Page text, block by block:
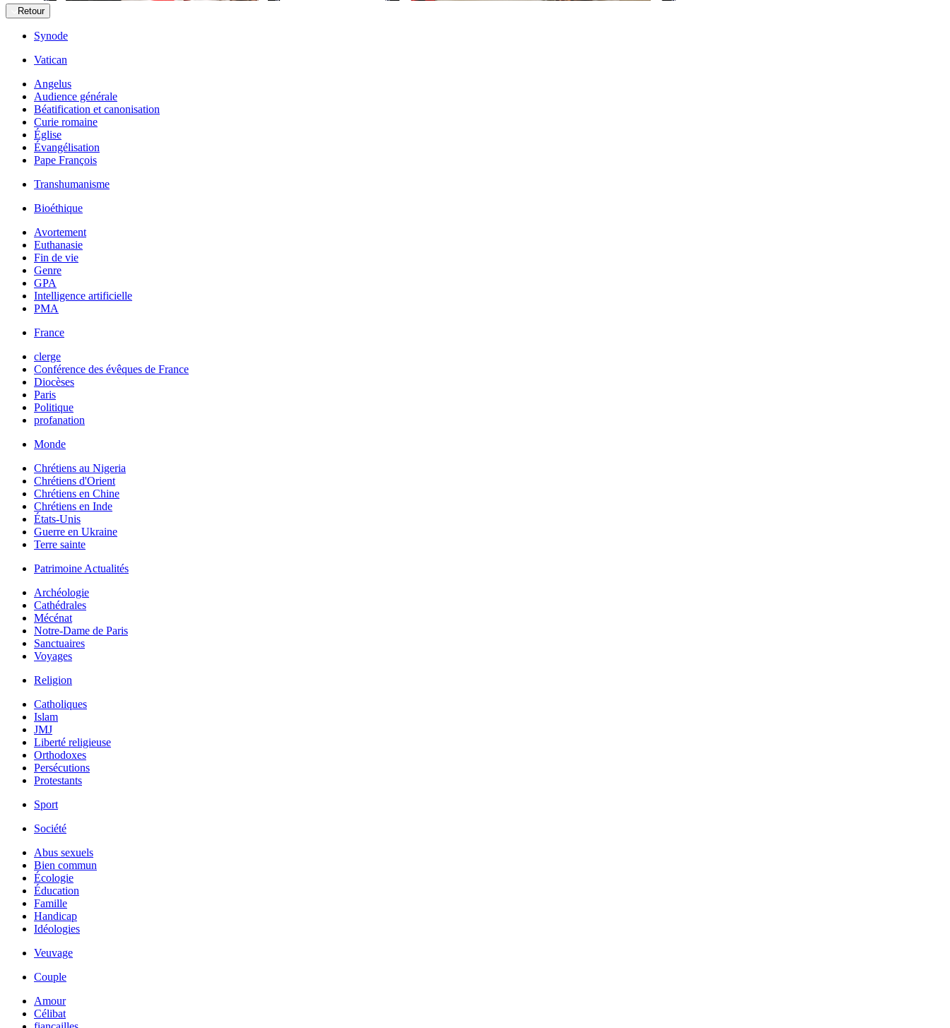
Retour
Synode
Vatican
Angelus
Audience générale
Béatification et canonisation
Curie romaine
Église
Évangélisation
Pape François
Transhumanisme
Bioéthique
Avortement
Euthanasie
Fin de vie
Genre
GPA
Intelligence artificielle
PMA
France
clerge
Conférence des évêques de France
Diocèses
Paris
Politique
profanation
Monde
Chrétiens au Nigeria
Chrétiens d'Orient
Chrétiens en Chine
Chrétiens en Inde
États-Unis
Guerre en Ukraine
Terre sainte
Patrimoine Actualités
Archéologie
Cathédrales
Mécénat
Notre-Dame de Paris
Sanctuaires
Voyages
Religion
Catholiques
Islam
JMJ
Liberté religieuse
Orthodoxes
Persécutions
Protestants
Sport
Société
Abus sexuels
Bien commun
Écologie
Éducation
Famille
Handicap
Idéologies
Veuvage
Couple
Amour
Célibat